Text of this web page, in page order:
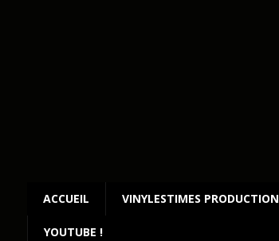
ACCUEIL VINYLESTIMES PRODUCTION
YOUTUBE !